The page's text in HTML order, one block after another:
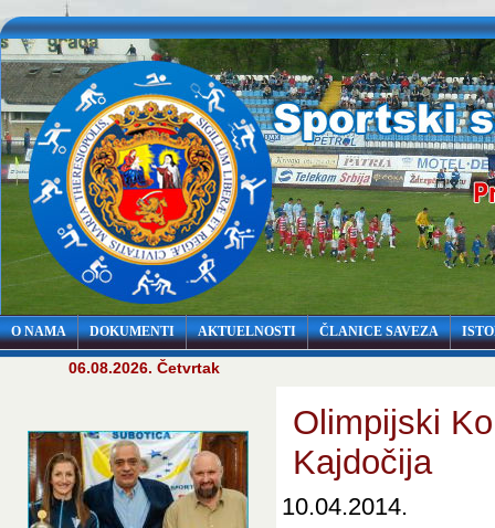
O NAMA DOKUMENTI AKTUELNOSTI ČLANICE SAVEZA
06.08.2026. Četvrtak
Olimpijski
Kajdočija
10.04.2014.